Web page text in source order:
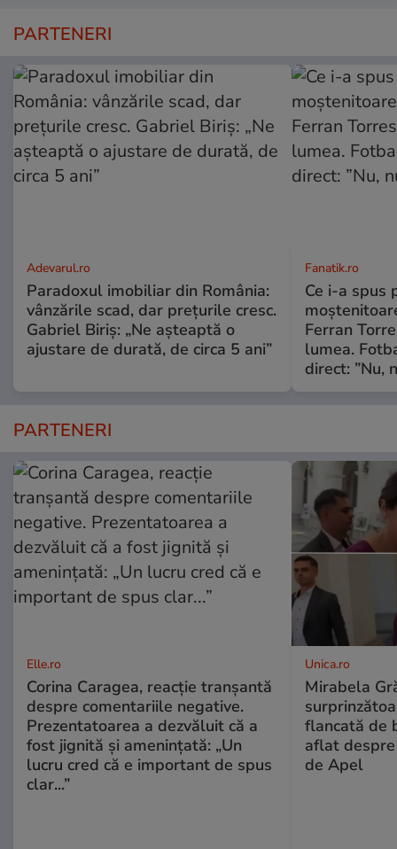
PARTENERI
Adevarul.ro
Paradoxul imobiliar din România:
vânzările scad, dar prețurile cresc.
Gabriel Biriș: „Ne așteaptă o
ajustare de durată, de circa 5 ani”
Fanatik.ro
Ce i-a spus
Ferran
lumea.
direct: ”Nu,
PARTENERI
Elle.ro
Corina Caragea, reacție tranșantă
despre comentariile negative.
Prezentatoarea a dezvăluit că a
fost jignită și amenințată: „Un
lucru cred că e important de spus
clar...”
Unica.ro
Mirabela
flancată de
aflat
de Apel